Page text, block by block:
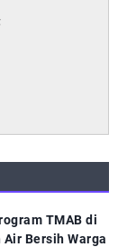
TMAB di
Bersih Warga